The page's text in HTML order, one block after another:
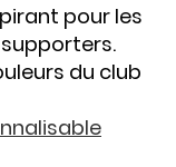
pour les
du club